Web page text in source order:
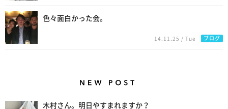
色々面白かった会。
14.11.25 / Tue ブログ
木村さん。明日やすまれますか？